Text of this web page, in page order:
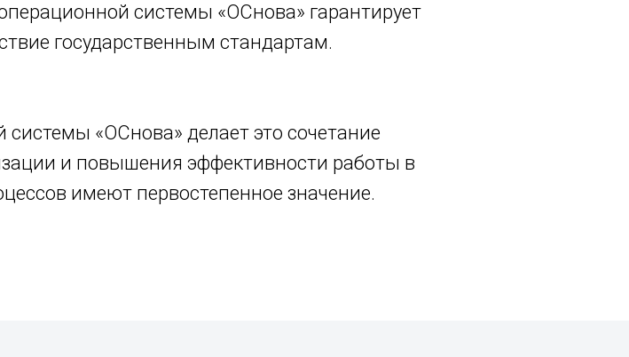
системы «ОСнова» гарантирует
государственным стандартам.
«ОСнова» делает это сочетание
и повышения эффективности работы в
имеют первостепенное значение.